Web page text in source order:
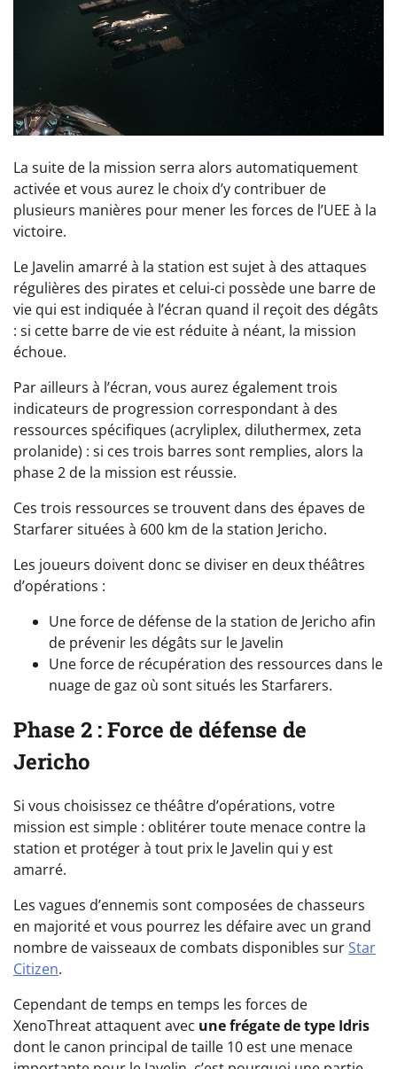
La suite de la mission serra alors automatiquement
activée et vous aurez le choix d’y contribuer de
plusieurs manières pour mener les forces de l’UEE à la
victoire.
Le Javelin amarré à la station est sujet à des attaques
régulières des pirates et celui-ci possède une barre de
vie qui est indiquée à l’écran quand il reçoit des dégâts
: si cette barre de vie est réduite à néant, la mission
échoue.
Par ailleurs à l’écran, vous aurez également trois
indicateurs de progression correspondant à des
ressources spécifiques (acryliplex, diluthermex, zeta
prolanide) : si ces trois barres sont remplies, alors la
phase 2 de la mission est réussie.
Ces trois ressources se trouvent dans des épaves de
Starfarer situées à 600 km de la station Jericho.
Les joueurs doivent donc se diviser en deux théâtres
d’opérations :
Une force de défense de la station de Jericho afin
de prévenir les dégâts sur le Javelin
Une force de récupération des ressources dans le
nuage de gaz où sont situés les Starfarers.
Phase 2 : Force de défense de
Jericho
Si vous choisissez ce théâtre d’opérations, votre
mission est simple : oblitérer toute menace contre la
station et protéger à tout prix le Javelin qui y est
amarré.
Les vagues d’ennemis sont composées de chasseurs
en majorité et vous pourrez les défaire avec un grand
nombre de vaisseaux de combats disponibles surStar
Citizen.
Cependant de temps en temps les forces de
XenoThreat attaquent avec une frégate de type Idris
dont le canon principal de taille 10 est une menace